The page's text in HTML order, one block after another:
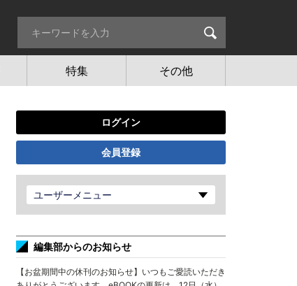
特集 その他
ログイン
会員登録
ユーザーメニュー
編集部からのお知らせ
【お盆期間中の休刊のお知らせ】いつもご愛読いただき